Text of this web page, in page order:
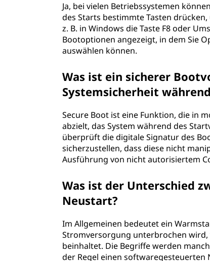
Ja, bei vielen Betriebssystemen
des Starts bestimmte Tasten
z. B. in Windows die Taste F8 oder
Bootoptionen angezeigt, in dem Sie
auswählen können.
Was ist ein sicherer
Systemsicherheit
Secure Boot ist eine Funktion, die in
abzielt, das System während des
überprüft die digitale Signatur des
sicherzustellen, dass diese nicht
Ausführung von nicht autorisiertem
Was ist der Unterschied
Neustart?
Im Allgemeinen bedeutet ein
Stromversorgung unterbrochen
beinhaltet. Die Begriffe werden
der Regel einen